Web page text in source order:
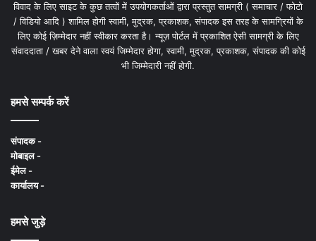
विवाद के लिए साइट के कुछ तत्वों में उपयोगकर्ताओं द्वारा प्रस्तुत सामग्री ( समाचार / फोटो
/ विडियो आदि ) शामिल होगी स्वामी, मुद्रक, प्रकाशक, संपादक इस तरह के सामग्रियों के
लिए कोई ज़िम्मेदार नहीं स्वीकार करता है। न्यूज़ पोर्टल में प्रकाशित ऐसी सामग्री के लिए
संवाददाता / खबर देने वाला स्वयं जिम्मेदार होगा, स्वामी, मुद्रक, प्रकाशक, संपादक की कोई
भी जिम्मेदारी नहीं होगी.
हमसे सम्पर्क करें
संपादक -
मोबाइल -
ईमेल -
कार्यालय -
हमसे जुड़े